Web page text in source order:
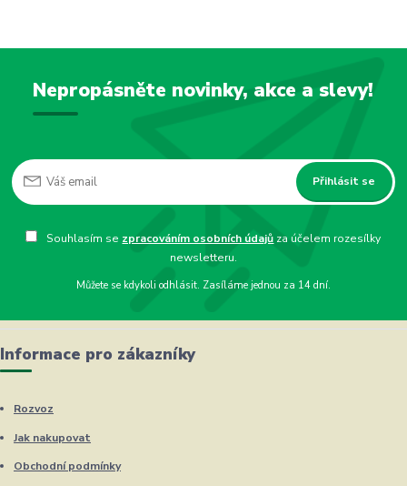
Nepropásněte novinky, akce a slevy!
Přihlásit se
Souhlasím se zpracováním osobních údajů za účelem rozesílky
newsletteru.
Můžete se kdykoli odhlásit. Zasíláme jednou za 14 dní.
Informace pro zákazníky
Rozvoz
Jak nakupovat
Obchodní podmínky